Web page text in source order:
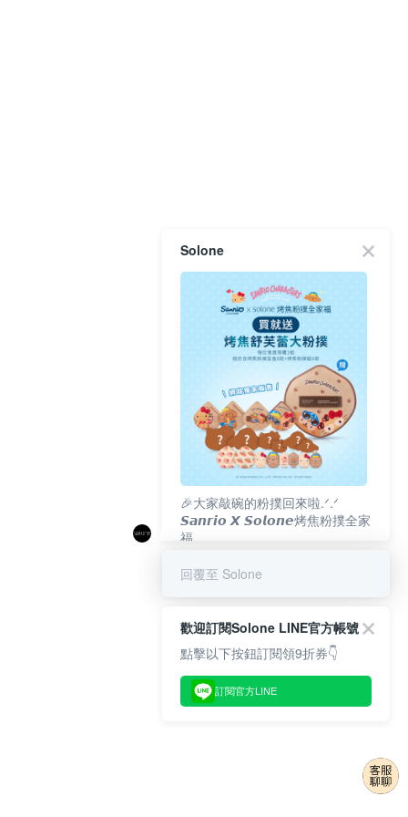
Solone
🎉大家敲碗的粉撲回來啦.ᐟ‪‪.ᐟ
𝙎𝙖𝙣𝙧𝙞𝙤 𝙓 𝙎𝙤𝙡𝙤𝙣𝙚烤焦粉撲全家
福
回覆至 Solone
歡迎訂閱Solone LINE官方帳號
點擊以下按鈕訂閱領9折券👇
訂閱官方LINE